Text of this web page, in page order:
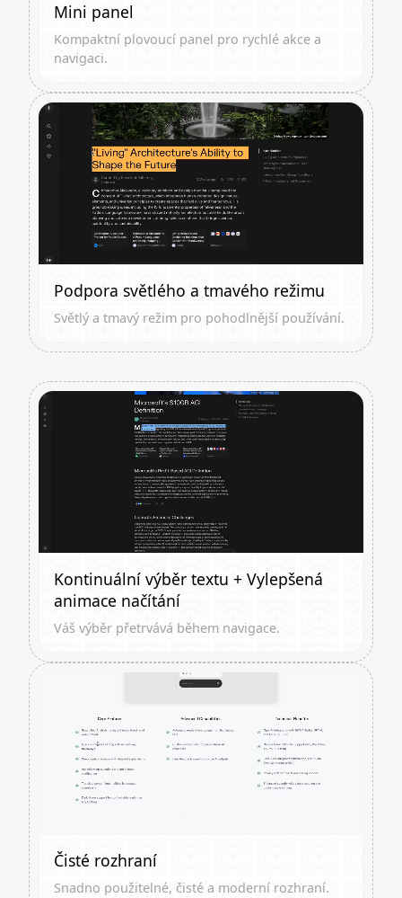
Mini panel
Kompaktní plovoucí panel pro rychlé akce a
navigaci.
Podpora světlého a tmavého režimu
Světlý a tmavý režim pro pohodlnější používání.
Kontinuální výběr textu + Vylepšená
animace načítání
Váš výběr přetrvává během navigace.
Čisté rozhraní
Snadno použitelné, čisté a moderní rozhraní.